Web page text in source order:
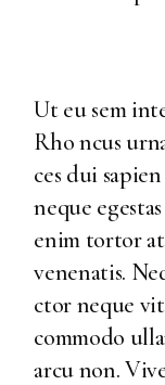
Ut eu sem
Rho ncus
ces dui
neque
enim tortor
venenatis.
ctor neque
commodo
arcu non.